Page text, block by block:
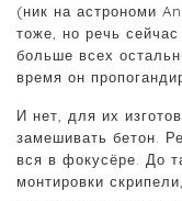
(ник на астрономи
тоже, но речь
больше всех
время он
И нет, для их
замешивать бетон.
вся в фокусёре. До
монтировки